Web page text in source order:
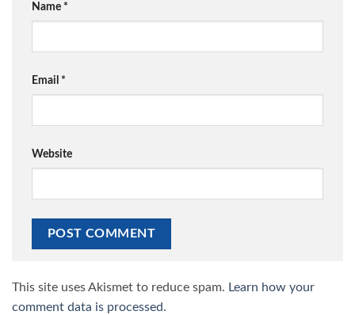
Name *
Email *
Website
This site uses Akismet to reduce spam. Learn how your
comment data is processed.